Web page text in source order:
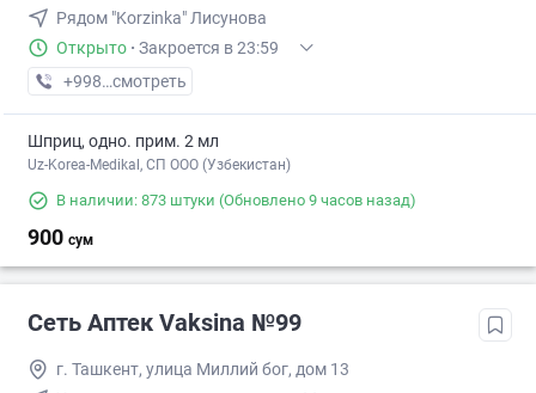
Рядом "Korzinka" Лисунова
Открыто · Закроется в 23:59
+998 (77) XXX-XX-XX
смотреть
Шприц, одно. прим. 2 мл
Uz-Korea-Medikal, СП ООО (Узбекистан)
В наличии: 873 штуки (Обновлено 9 часов назад)
900 сум
Сеть Аптек Vaksina №99
г. Ташкент, улица Миллий бог, дом 13